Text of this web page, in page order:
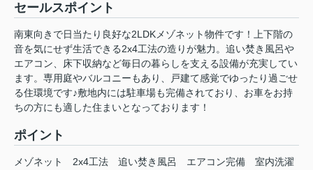
セールスポイント
南東向きで日当たり良好な2LDKメゾネット物件です！上下階の
音を気にせず生活できる2x4工法の造りが魅力。追い焚き風呂や
エアコン、床下収納など毎日の暮らしを支える設備が充実してい
ます。専用庭やバルコニーもあり、戸建て感覚でゆったり過ごせ
る住環境です♪敷地内には駐車場も完備されており、お車をお持
ちの方にも適した住まいとなっております！
ポイント
メゾネット 2x4工法 追い焚き風呂 エアコン完備
室内洗濯